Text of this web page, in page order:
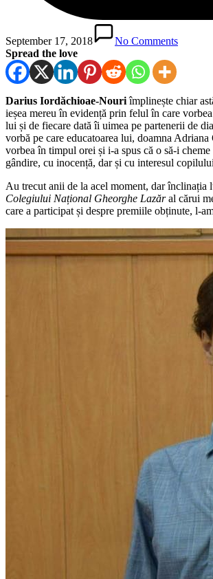
September 17, 2018
No Comments
Spread the love
Darius Iordăchioae-Nouriîmplinește chiar
ieșea mereu în evidență prin felul în care
lui și de fiecare dată îi uimea pe partenerii de
vorbă pe care educatoarea lui, doamna
vorbea în timpul orei și i-a spus că o să-i
gândire, cu inocență, dar și cu interesul
Au trecut anii de la acel moment, dar înclinația
Colegiului Național Gheorghe Lazăral cărui
care a participat și despre premiile obținute, l-